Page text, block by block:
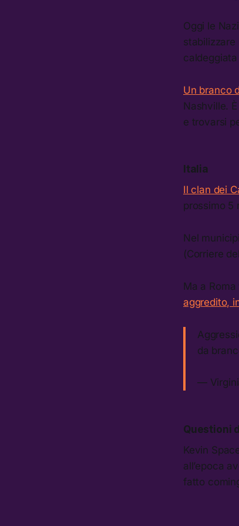
Oggi le
Un branco
Nashville.
e trovarsi
Italia
Il clan dei
prossimo 5
Nel
(Corriere
Ma a
aggredito,
da
—
Questioni
Kevin
all’epoca
fatto